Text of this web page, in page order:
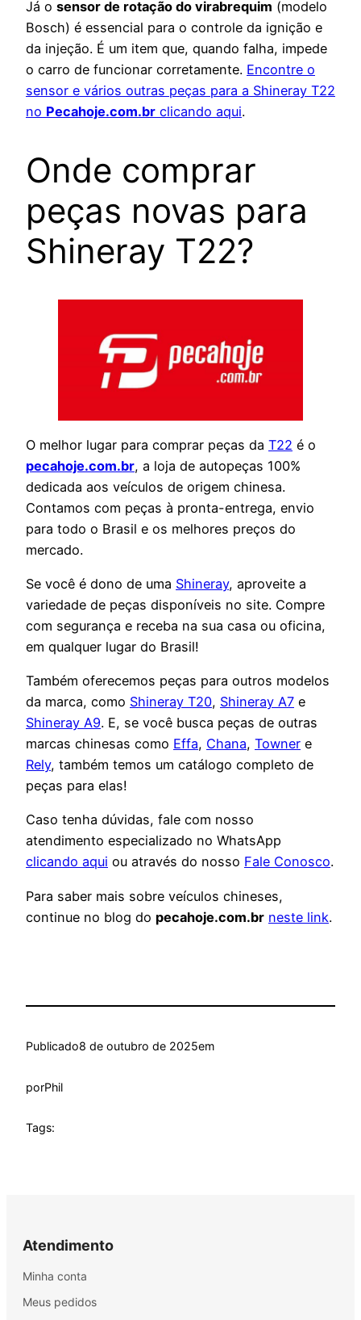
Já o sensor de rotação do virabrequim (modelo
Bosch) é essencial para o controle da ignição e
da injeção. É um item que, quando falha, impede
o carro de funcionar corretamente. Encontre o
sensor e vários outras peças para a Shineray T22
no Pecahoje.com.br clicando aqui.
Onde comprar
peças novas para
Shineray T22?
O melhor lugar para comprar peças da T22 é o
pecahoje.com.br, a loja de autopeças 100%
dedicada aos veículos de origem chinesa.
Contamos com peças à pronta-entrega, envio
para todo o Brasil e os melhores preços do
mercado.
Se você é dono de uma Shineray, aproveite a
variedade de peças disponíveis no site. Compre
com segurança e receba na sua casa ou oficina,
em qualquer lugar do Brasil!
Também oferecemos peças para outros modelos
da marca, como Shineray T20, Shineray A7 e
Shineray A9. E, se você busca peças de outras
marcas chinesas como Effa, Chana, Towner e
Rely, também temos um catálogo completo de
peças para elas!
Caso tenha dúvidas, fale com nosso
atendimento especializado no WhatsApp
clicando aqui ou através do nosso Fale Conosco.
Para saber mais sobre veículos chineses,
continue no blog do pecahoje.com.br neste link.
Publicado8 de outubro de 2025em
porPhil
Tags:
Atendimento
Minha conta
Meus pedidos